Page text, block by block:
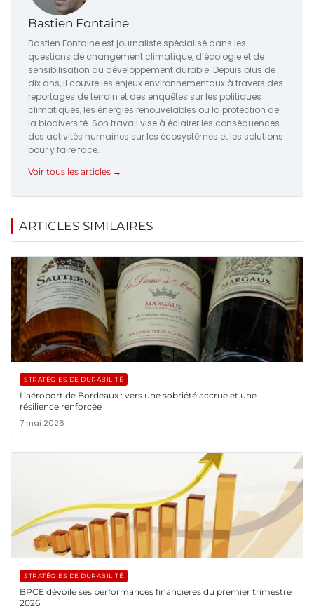
Bastien Fontaine
Bastien Fontaine est journaliste spécialisé dans les
questions de changement climatique, d’écologie et de
sensibilisation au développement durable. Depuis plus de
dix ans, il couvre les enjeux environnementaux à travers des
reportages de terrain et des enquêtes sur les politiques
climatiques, les énergies renouvelables ou la protection de
la biodiversité. Son travail vise à éclairer les conséquences
des activités humaines sur les écosystèmes et les solutions
pour y faire face.
Voir tous les articles →
ARTICLES SIMILAIRES
STRATÉGIES DE DURABILITÉ
L’aéroport de Bordeaux : vers une sobriété accrue et une
résilience renforcée
7 mai 2026
STRATÉGIES DE DURABILITÉ
BPCE dévoile ses performances financières du premier trimestre
2026